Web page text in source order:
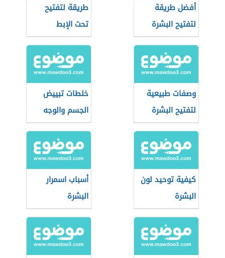
أفضل طريقة
لتفتيح البشرة
طريقة لتفتيح
تحت الإبط
وصفات طبيعية
لتفتيح البشرة
خلطات تبييض
الجسم والوجه
كيفية توحيد لون
البشرة
أسباب اسمرار
البشرة